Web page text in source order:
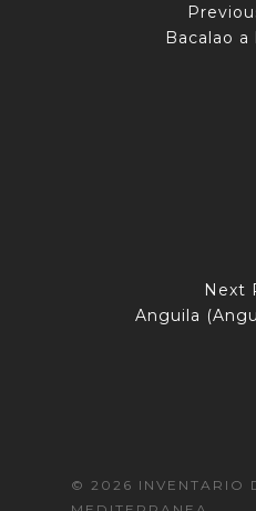
Bacalao a
Next
Anguila
© 2026 INVENTARIO